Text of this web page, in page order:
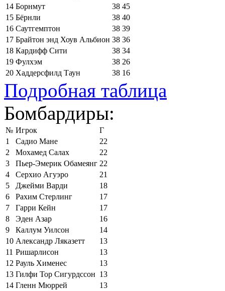
14 Борнмут 38 45
15 Бёрнли 38 40
16 Саутгемптон 38 39
17 Брайтон энд Хоув Альбион 38 36
18 Кардифф Сити 38 34
19 Фулхэм 38 26
20 Хаддерсфилд Таун 38 16
Подробная таблица
Бомбардиры:
№ Игрок
Г
1
Садио Мане
22
2
Мохамед Салах
22
3
Пьер-Эмерик Обамеянг 22
4
Серхио Агуэро
21
5
Джейми Варди
18
6
Рахим Стерлинг
17
7
Гарри Кейн
17
8
Эден Азар
16
9
Каллум Уилсон
14
10 Александр Ляказетт
13
11 Ришарлисон
13
12 Рауль Хименес
13
13 Гилфи Тор Сигурдссон 13
14 Гленн Мюррей
13